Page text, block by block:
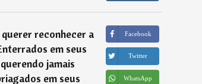
reconhecer a
em seus
jamais
em seus
Facebook
Twitter
WhatsApp